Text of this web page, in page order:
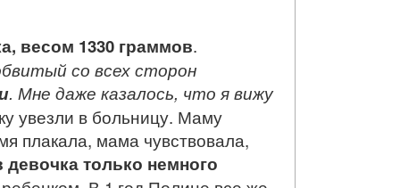
весом 1330 граммов.
со всех сторон
. Мне даже казалось, что я вижу
увезли в больницу. Маму
плакала, мама чувствовала,
только немного